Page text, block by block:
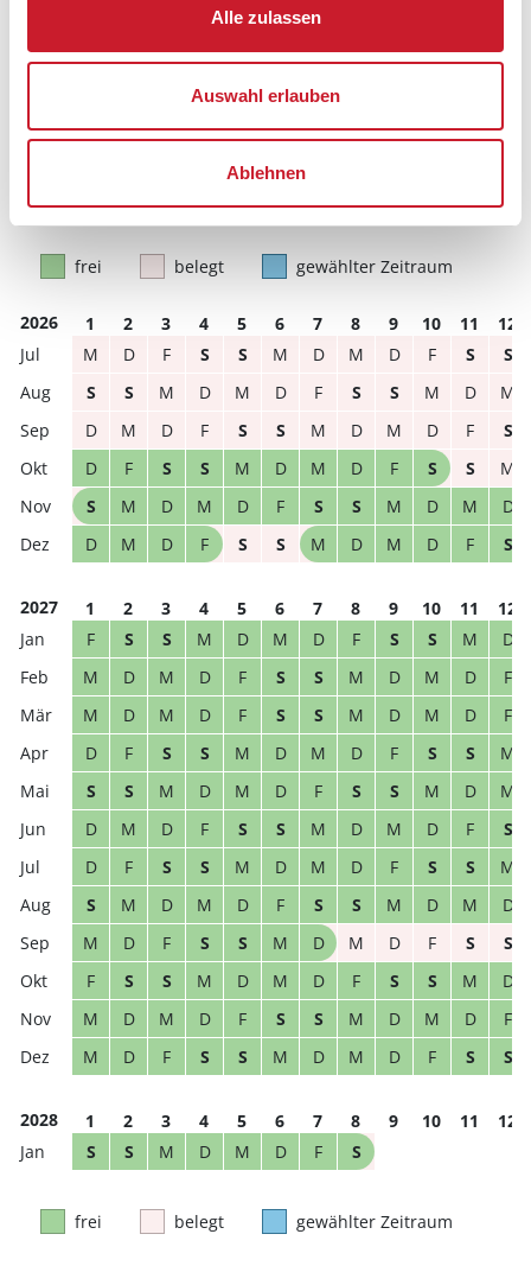
Alle zulassen
Auswahl erlauben
AblehnenAnzahl Reisende
Bitte beachten Sie, dass sich bei Änderungen des
Reisezeitraumes auch Änderungen bei der
Hausbeschreibung und/oder der Ausstattung ergeben
können.
frei belegt gewählter Zeitraum
2026 1 2 3 4 5 6 7 8 9 10 11
12
M
D F S S M D M D F S
S
S
S M D M D F S S M D
M
D
M D F S S M D M D F
S
D
F S S M D M D F S S
M
S
M D M D F S S M D M
D
D
M D F S S M D M D F S
2027 1 2 3 4 5 6 7 8 9 10 11
12
F
S S M D M D F S S M
D
M
D M D F S S M D M D
F
M
D M D F S S M D M D
F
D
F S S M D M D F S S
M
S
S M D M D F S S M D
M
D
M D F S S M D M D F
S
D
F S S M D M D F S S
M
S
M D M D F S S M D M
D
M
D F S S M D M D F S
S
F
S S M D M D F S S M
D
M
D M D F S S M D M D
F
M
D F S S M D M D F S S
2028 1 2 3 4 5 6 7 8 9 10 11
12
S
S M D M D F S
frei belegt gewählter Zeitraum